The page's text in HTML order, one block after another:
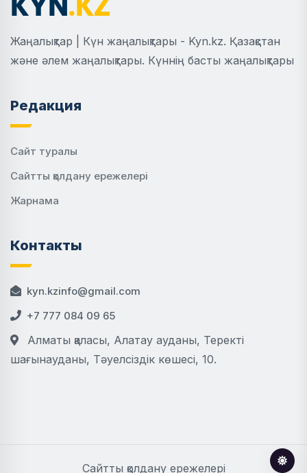
Жаңалықтар | Күн жаңалықтары - Kyn.kz. Қазақстан
және әлем жаңалықтары. Күннің басты жаңалықтары
Редакция
Сайт туралы
Сайтты қолдану ережелері
Жарнама
Контакты
kyn.kzinfo@gmail.com
+7 777 084 09 65
Алматы қаласы, Алатау ауданы, Теректі
шағынауданы, Тәуелсіздік көшесі, 10.
Сайтты қолдану ережелері